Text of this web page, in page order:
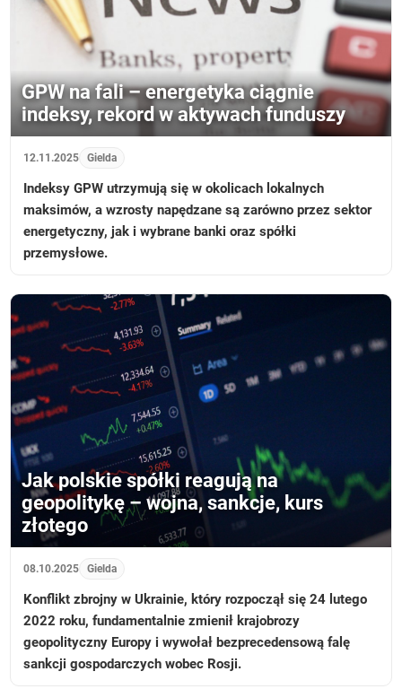
GPW na fali – energetyka ciągnie
indeksy, rekord w aktywach funduszy
12.11.2025 Gielda
Indeksy GPW utrzymują się w okolicach lokalnych
maksimów, a wzrosty napędzane są zarówno przez sektor
energetyczny, jak i wybrane banki oraz spółki
przemysłowe.
Jak polskie spółki reagują na
geopolitykę – wojna, sankcje, kurs
złotego
08.10.2025 Gielda
Konflikt zbrojny w Ukrainie, który rozpoczął się 24 lutego
2022 roku, fundamentalnie zmienił krajobrozy
geopolityczny Europy i wywołał bezprecedensową falę
sankcji gospodarczych wobec Rosji.